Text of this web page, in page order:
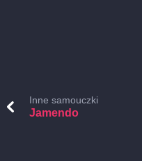
Inne samouczki
Jamendo